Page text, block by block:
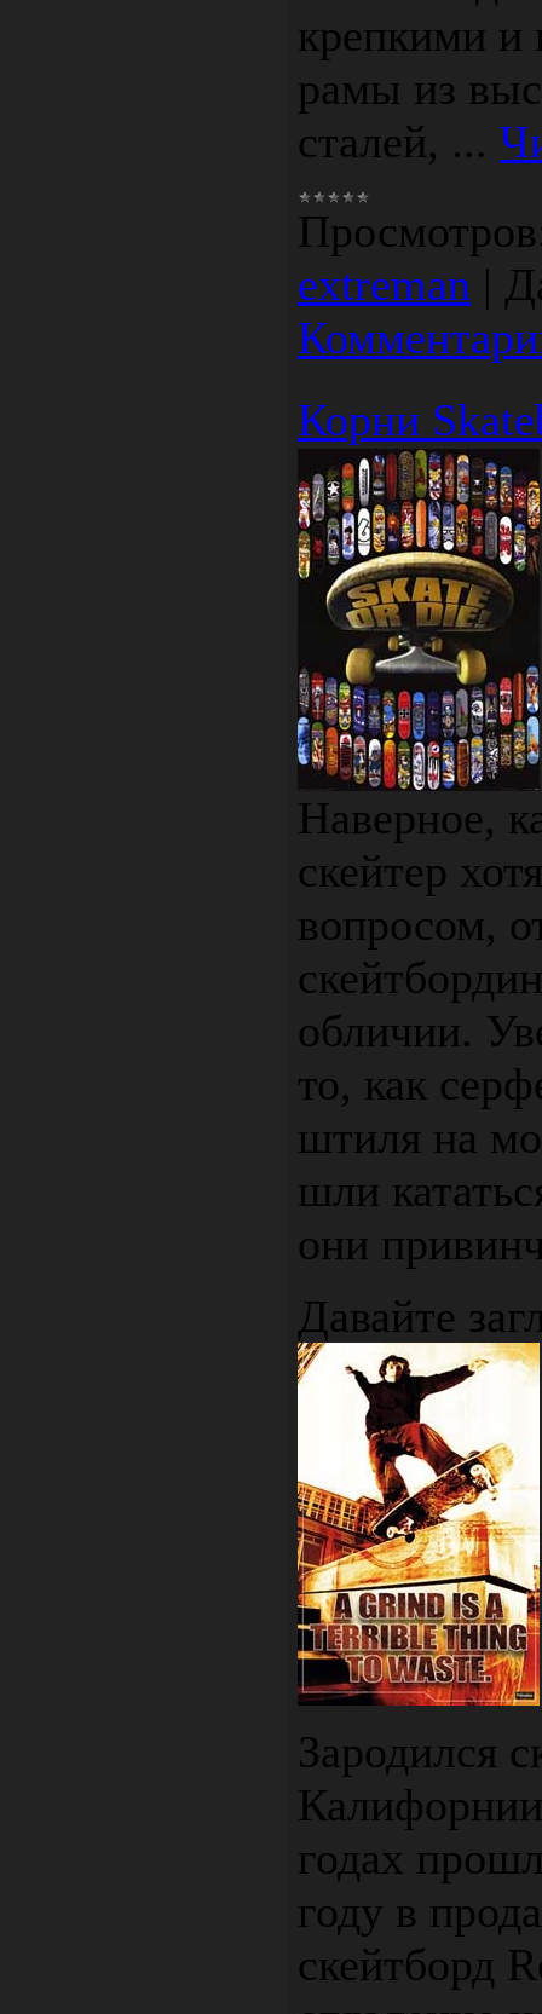
крепкими
рамы из
сталей, ...
extreman |
Корни
Наверное,
скейтер
вопросом,
обличии.
то, как
штиля на
шли
они
Давайте
Зародился
годах
году в
скейтборд